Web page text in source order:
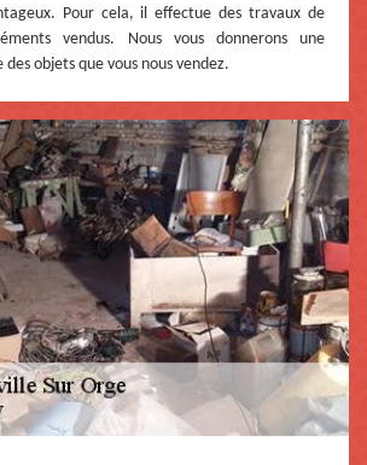
Pour cela, il effectue des travaux de
vendus. Nous vous donnerons une
objets que vous nous vendez.